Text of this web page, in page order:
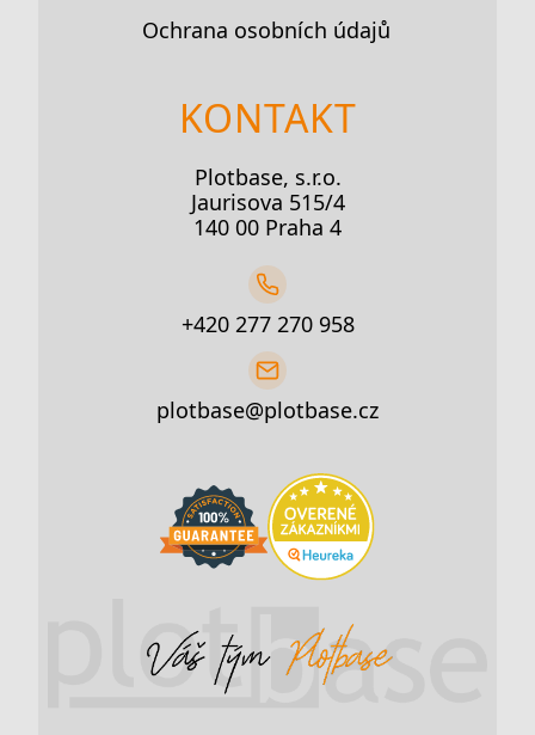
Ochrana osobních údajů
KONTAKT
Plotbase, s.r.o.
Jaurisova 515/4
140 00 Praha 4
+420 277 270 958
plotbase@plotbase.cz